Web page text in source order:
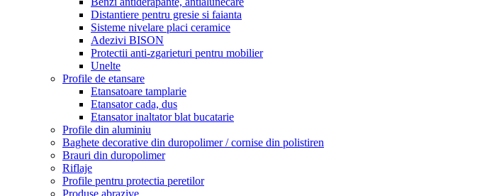
Distantiere pentru gresie si faianta
Sisteme nivelare placi ceramice
Adezivi BISON
Protectii anti-zgarieturi pentru mobilier
Unelte
Profile de etansare
Etansatoare tamplarie
Etansator cada, dus
Etansator inaltator blat bucatarie
Profile din aluminiu
Baghete decorative din duropolimer / cornise din polistiren
Brauri din duropolimer
Riflaje
Profile pentru protectia peretilor